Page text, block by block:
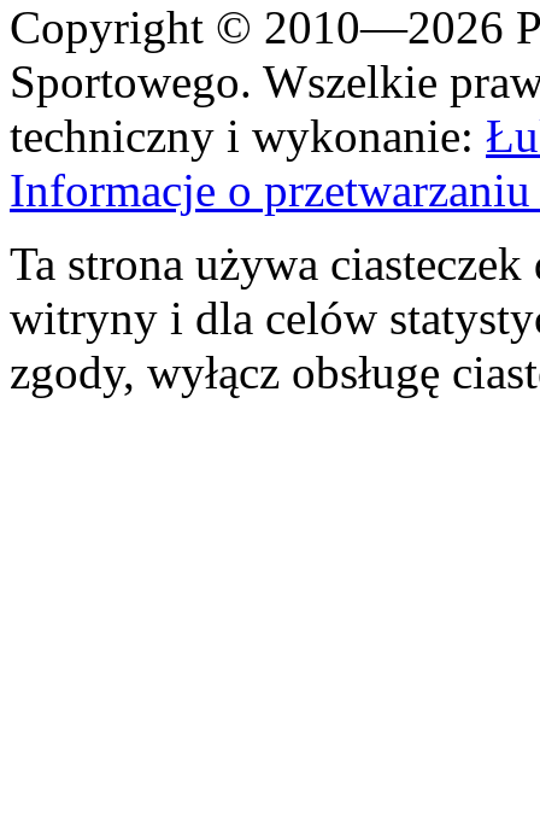
Copyright © 2010—2026
Sportowego. Wszelkie
techniczny i wykonanie:
Informacje o
Ta strona używa
witryny i dla celów
zgody, wyłącz obsługę